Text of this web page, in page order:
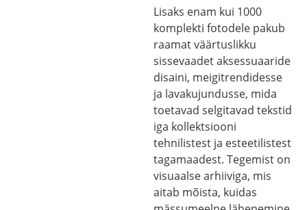
Lisaks enam kui 1000
komplekti fotodele pakub
raamat väärtuslikku
sissevaadet aksessuaaride
disaini, meigitrendidesse
ja lavakujundusse, mida
toetavad selgitavad tekstid
iga kollektsiooni
tehnilistest ja esteetilistest
tagamaadest. Tegemist on
visuaalse arhiiviga, mis
aitab mõista, kuidas